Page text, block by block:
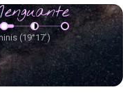
(19°17’)